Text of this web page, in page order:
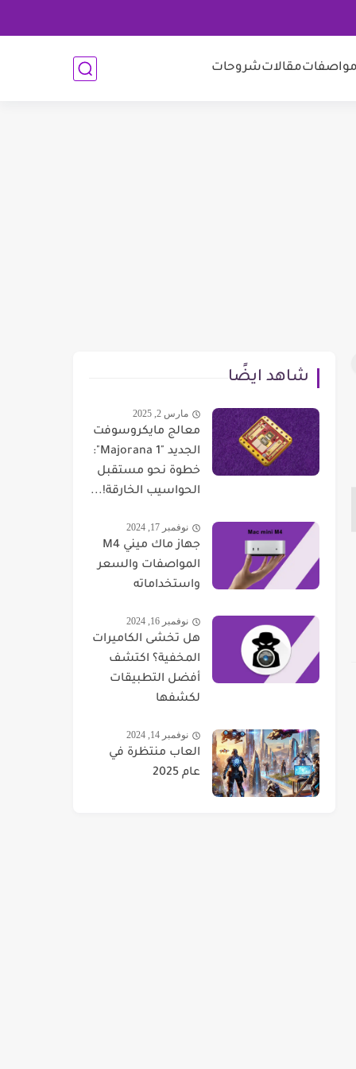
مقالاتشروحات
شاهد ايضًا
مارس 2, 2025
معالج مايكروسوفت
الجديد "Majorana 1":
خطوة نحو مستقبل
الحواسيب الخارقة!...
نوفمبر 17, 2024
جهاز ماك ميني M4
المواصفات والسعر
واستخداماته
نوفمبر 16, 2024
هل تخشى الكاميرات
المخفية؟ اكتشف
أفضل التطبيقات
لكشفها
نوفمبر 14, 2024
العاب منتظرة في
عام 2025